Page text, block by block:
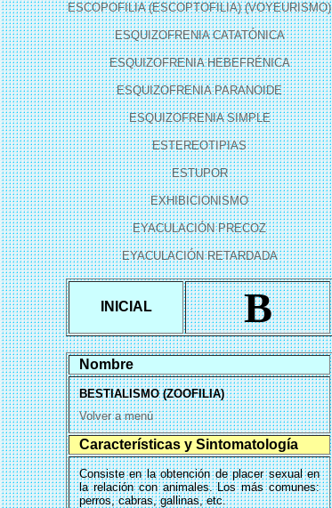
ESCOPOFILIA (ESCOPTOFILIA) (VOYEURISMO)
ESQUIZOFRENIA CATATÓNICA
ESQUIZOFRENIA HEBEFRÉNICA
ESQUIZOFRENIA PARANOIDE
ESQUIZOFRENIA SIMPLE
ESTEREOTIPIAS
ESTUPOR
EXHIBICIONISMO
EYACULACIÓN PRECOZ
EYACULACIÓN RETARDADA
INICIAL B
Nombre
BESTIALISMO (ZOOFILIA)
Volver a menú
Características y Sintomatología
Consiste en la obtención de placer sexual en
la relación con animales. Los más comunes:
perros, cabras, gallinas, etc.